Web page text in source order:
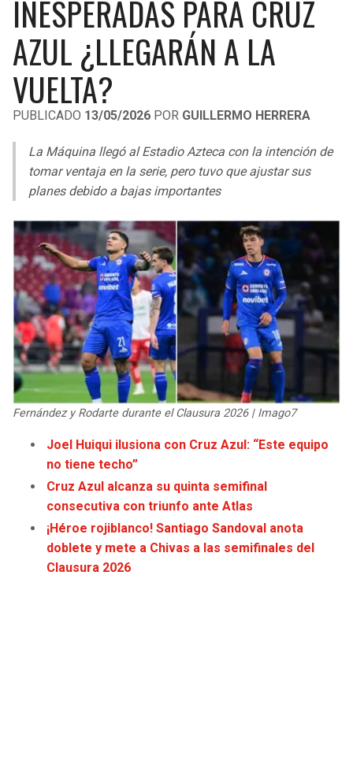
LIGA DE EXPANSIÓN MX
LEAGUES CUP
UEFA EUROPA LEAGUE
UEFA CONFERENCE LEAGUE
MLS
COPA LIBERTADORES
COPA SUDAMERICANA
LIGA BETPLAY
OTRAS LIGAS
RAIDERS
CHARGERS
RAVENS
BENGALS
STEELERS
TEXANS
COLTS
JAGUARS
TITANS
COWBOYS
GIANTS
EAGLES
COMMANDERS
CAVALIERS
PISTONS
PACERS
BUCKS
HORNETS
HEAT
MAGIC
WIZARDS
WARRIORS
CLIPPERS
LAKERS
SUNS
KINGS
INESPERADAS PARA CRUZ
AZUL ¿LLEGARÁN A LA
VUELTA?
PUBLICADO 13/05/2026 POR GUILLERMO HERRERA
La Máquina llegó al Estadio Azteca con la intención de
tomar ventaja en la serie, pero tuvo que ajustar sus
planes debido a bajas importantes
Fernández y Rodarte durante el Clausura 2026 | Imago7
Joel Huiqui ilusiona con Cruz Azul: “Este equipo
no tiene techo”
Cruz Azul alcanza su quinta semifinal
consecutiva con triunfo ante Atlas
¡Héroe rojiblanco! Santiago Sandoval anota
doblete y mete a Chivas a las semifinales del
Clausura 2026